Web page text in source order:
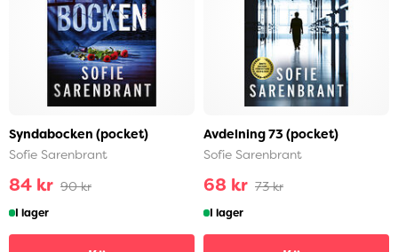
Syndabocken (pocket)
Sofie Sarenbrant
84 kr 90 kr
I lager
Avdelning 73 (pocket)
Sofie Sarenbrant
68 kr 73 kr
I lager